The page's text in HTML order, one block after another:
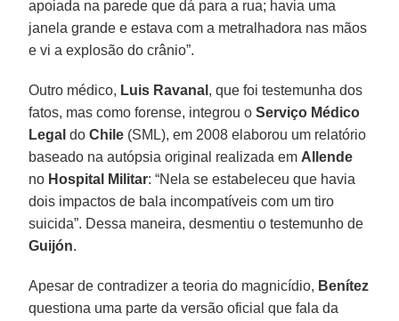
apoiada na parede que dá para a rua; havia uma
janela grande e estava com a metralhadora nas mãos
e vi a explosão do crânio”.
Outro médico, Luis Ravanal , que foi testemunha dos
fatos, mas como forense, integrou oServiço Médico
Legal doChile (SML), em 2008 elaborou um relatório
baseado na autópsia original realizada em Allende
no Hospital Militar: “Nela se estabeleceu que havia
dois impactos de bala incompatíveis com um tiro
suicida”. Dessa maneira, desmentiu o testemunho de
Guijón.
Apesar de contradizer a teoria do magnicídio, Benítez
questiona uma parte da versão oficial que fala da